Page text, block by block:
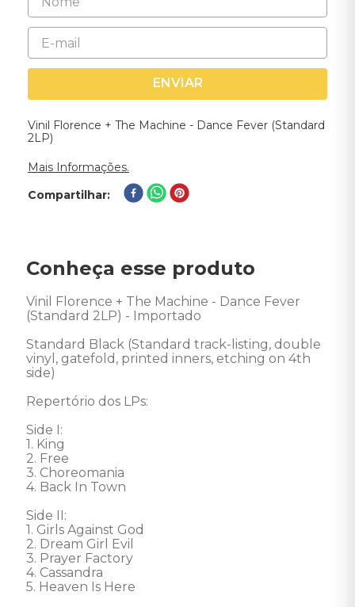
ENVIAR
Vinil Florence + The Machine - Dance Fever (Standard
2LP)
Mais Informações.
Compartilhar
Conheça esse produto
Vinil Florence + The Machine - Dance Fever
(Standard 2LP) - Importado
Standard Black (Standard track-listing, double
vinyl, gatefold, printed inners, etching on 4th
side)
Repertório dos LPs:
Side I:
1. King
2. Free
3. Choreomania
4. Back In Town
Side II:
1. Girls Against God
2. Dream Girl Evil
3. Prayer Factory
4. Cassandra
5. Heaven Is Here